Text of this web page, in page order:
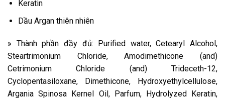
Keratin
Dầu Argan thiên nhiên
» Thành phần đầy đủ: Purified water, Cetearyl Alcohol,
Steartrimonium Chloride, Amodimethicone (and)
Cetrimonium Chloride (and) Trideceth-12,
Cyclopentasiloxane, Dimethicone, Hydroxyethylcellulose,
Argania Spinosa Kernel Oil, Parfum, Hydrolyzed Keratin,